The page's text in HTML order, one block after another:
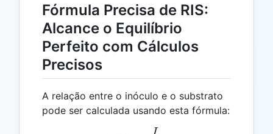
Fórmula Precisa de RIS:
Alcance o Equilíbrio
Perfeito com Cálculos
Precisos
A relação entre o inóculo e o substrato
pode ser calculada usando esta fórmula: